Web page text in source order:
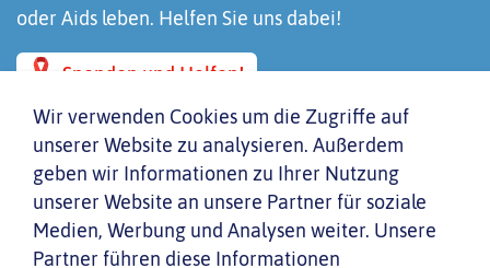
oder Aids leben. Helfen Sie uns dabei!
Spenden und Helfen!
Wir verwenden Cookies um die Zugriffe auf
unserer Website zu analysieren. Außerdem
geben wir Informationen zu Ihrer Nutzung
unserer Website an unsere Partner für soziale
Medien, Werbung und Analysen weiter. Unsere
Partner führen diese Informationen